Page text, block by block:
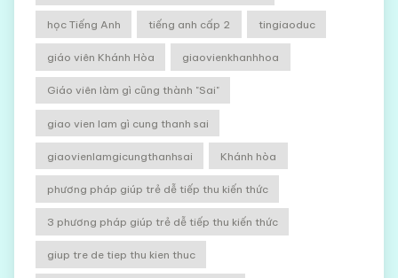
học Tiếng Anh tiếng anh cấp 2 tingiaoduc
giáo viên Khánh Hòa giaovienkhanhhoa
Giáo viên làm gì cũng thành "Sai"
giao vien lam gì cung thanh sai
giaovienlamgicungthanhsai Khánh hòa
phương pháp giúp trẻ dễ tiếp thu kiến thức
3 phương pháp giúp trẻ dễ tiếp thu kiến thức
giup tre de tiep thu kien thuc